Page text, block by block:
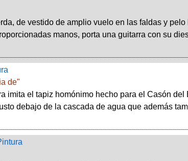
de vestido de amplio vuelo en las faldas y pelo
manos, porta una guitarra con su
de"
imita el tapiz homónimo hecho para el Casón del
debajo de la cascada de agua que además